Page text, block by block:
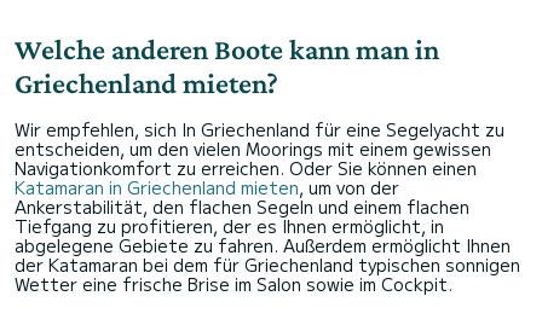
Welche anderen Boote kann man in
Griechenland mieten?
Wir empfehlen, sich In Griechenland für eine Segelyacht zu
entscheiden, um den vielen Moorings mit einem gewissen
Navigationkomfort zu erreichen. Oder Sie können einen
Katamaran in Griechenland mieten, um von der
Ankerstabilität, den flachen Segeln und einem flachen
Tiefgang zu profitieren, der es Ihnen ermöglicht, in
abgelegene Gebiete zu fahren. Außerdem ermöglicht Ihnen
der Katamaran bei dem für Griechenland typischen sonnigen
Wetter eine frische Brise im Salon sowie im Cockpit.